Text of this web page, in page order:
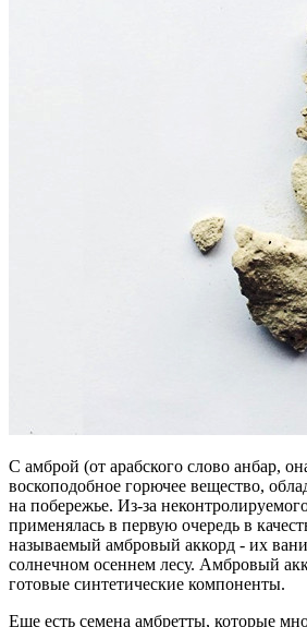
С амброй (от арабского слово анбар,
воскоподобное горючее вещество,
на побережье. Из-за
применялась в первую очередь в
называемый амбровый аккорд - их
солнечном осеннем лесу. Амбровый
готовые синтетические компоненты.
Еще есть семена амбретты, которые